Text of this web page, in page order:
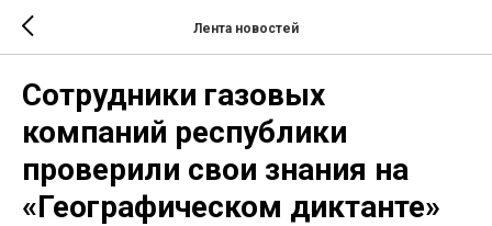
Лента новостей
Сотрудники газовых
компаний республики
проверили свои знания на
«Географическом диктанте»